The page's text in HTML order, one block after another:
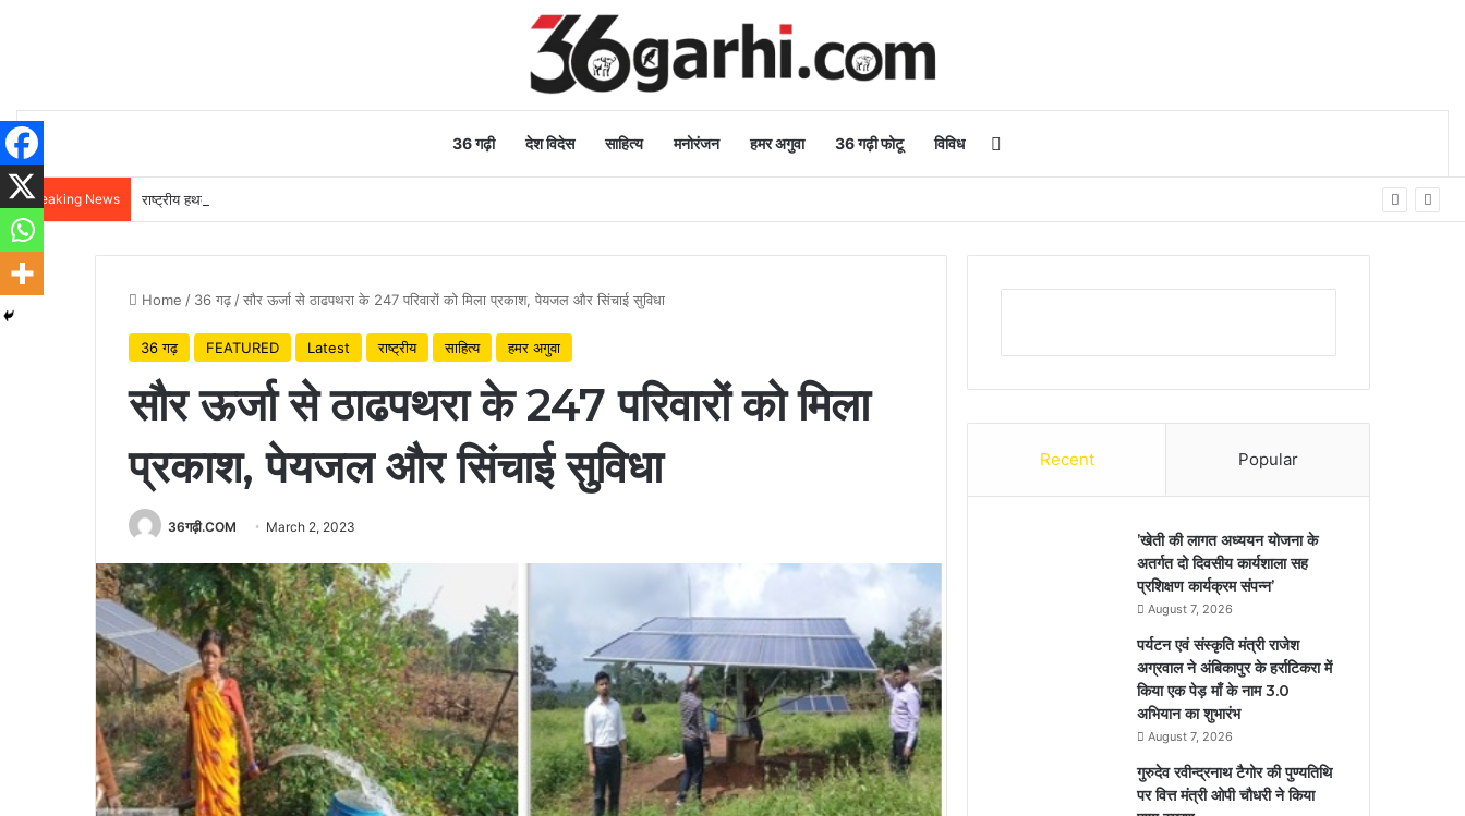
36 गढ़ी देश विदेस साहित्य मनोरंजन हमर अगुवा 36 गढ़ी फोटू विविध
Breaking News राष्ट्रीय हथकरघा दिवस पर वित्त मंत्री ओपी चौधरी ने बुनकरों को दी शुभकामनाएं
Home / 36 गढ़ /सौर ऊर्जा से ठाढपथरा के 247 परिवारों को मिला प्रकाश, पेयजल और सिंचाई सुविधा
36 गढ़ FEATURED Latest राष्ट्रीय साहित्य हमर अगुवा
सौर ऊर्जा से ठाढपथरा के 247 परिवारों को मिला
प्रकाश, पेयजल और सिंचाई सुविधा
36गढ़ी.COM March 2, 2023
Recent Popular
’खेती की लागत अध्ययन योजना के
अतर्गत दो दिवसीय कार्यशाला सह
प्रशिक्षण कार्यक्रम संपन्न’
August 7, 2026
पर्यटन एवं संस्कृति मंत्री राजेश
अग्रवाल ने अंबिकापुर के हर्राटिकरा में
किया एक पेड़ माँ के नाम 3.0
अभियान का शुभारंभ
August 7, 2026
गुरुदेव रवीन्द्रनाथ टैगोर की पुण्यतिथि
पर वित्त मंत्री ओपी चौधरी ने किया